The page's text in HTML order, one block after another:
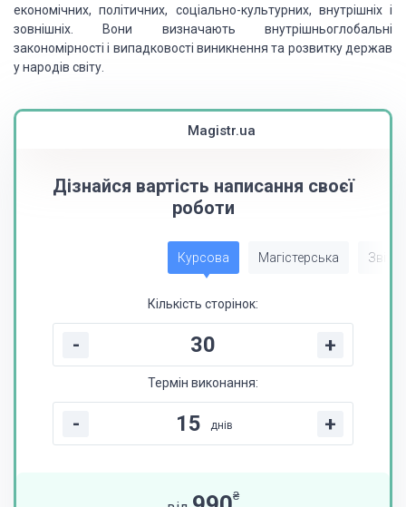
економічних, політичних, соціально-культурних, внутрішніхі
зовнішніх. Вони визначають внутрішньоглобальні
закономірності і випадковості виникнення та розвитку держав
у народів світу.
Magistr.ua
Дізнайся вартість написання своєї
роботи
Курсова Магістерська Звіт
Кількість сторінок:
- +
Термін виконання:
- днів +
₴